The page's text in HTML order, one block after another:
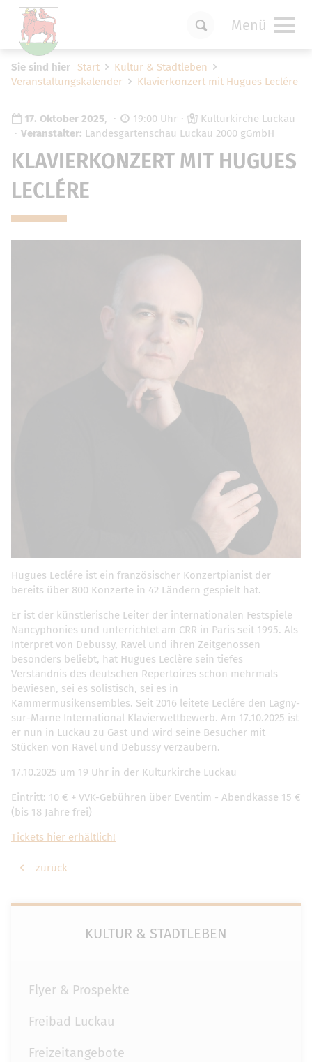
Menü
Sie sind hier Start
Kultur & Stadtleben
Veranstaltungskalender
Klavierkonzert mit Hugues Leclére
17. Oktober 2025, 19:00 Uhr
Kulturkirche Luckau
Veranstalter: Landesgartenschau Luckau 2000 gGmbH
KLAVIERKONZERT MIT HUGUES
LECLÉRE
Hugues Leclére ist ein französischer Konzertpianist der
bereits über 800 Konzerte in 42 Ländern gespielt hat.
Er ist der künstlerische Leiter der internationalen Festspiele
Nancyphonies und unterrichtet am CRR in Paris seit 1995. Als
Interpret von Debussy, Ravel und ihren Zeitgenossen
besonders beliebt, hat Hugues Leclère sein tiefes
Verständnis des deutschen Repertoires schon mehrmals
bewiesen, sei es solistisch, sei es in
Kammermusikensembles. Seit 2016 leitete Leclére den Lagny-
sur-Marne International Klavierwettbewerb. Am 17.10.2025 ist
er nun in Luckau zu Gast und wird seine Besucher mit
Stücken von Ravel und Debussy verzaubern.
17.10.2025 um 19 Uhr in der Kulturkirche Luckau
Eintritt: 10 € + VVK-Gebühren über Eventim - Abendkasse 15 €
(bis 18 Jahre frei)
Tickets hier erhältlich!
zurück
KULTUR & STADTLEBEN
Flyer & Prospekte
Freibad Luckau
Freizeitangebote
vornehmen zu können wird die Berechtigung
fürfunktionale Cookiesin den Cookie-
Cookie-Einstellungen